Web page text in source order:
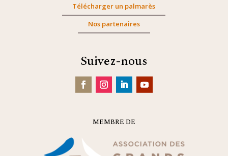
Télécharger un palmarès
Nos partenaires
Suivez-nous
MEMBRE DE